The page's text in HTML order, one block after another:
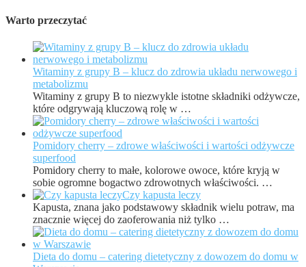
Warto przeczytać
Witaminy z grupy B – klucz do zdrowia układu nerwowego i
metabolizmu
Witaminy z grupy B to niezwykle istotne składniki odżywcze,
które odgrywają kluczową rolę w …
Pomidory cherry – zdrowe właściwości i wartości odżywcze
superfood
Pomidory cherry to małe, kolorowe owoce, które kryją w
sobie ogromne bogactwo zdrowotnych właściwości. …
Czy kapusta leczy
Kapusta, znana jako podstawowy składnik wielu potraw, ma
znacznie więcej do zaoferowania niż tylko …
Dieta do domu – catering dietetyczny z dowozem do domu w